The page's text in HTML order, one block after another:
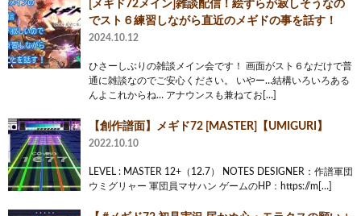
[メギド72メイン]雑談配信！絵ずらが寂しそうなの
でスト６練習しながら直近のメギドの事を話す！
2024.10.12
ひさーしぶりの雑談メイン会です！ 画面がスト６なだけで普
通に雑談なのでご安心ください。 いやー…結構いろいろある
んよこれからね… アナウンスも兼ねてお[…]
【創作譜面】メギド72 [MASTER]【UMIGURI】
2022.10.10
LEVEL : MASTER 12+（12.7） NOTES DESIGNER：作譜軍団
ウミグリャー 軍団員マサハン ゲームのHP：https://m[…]